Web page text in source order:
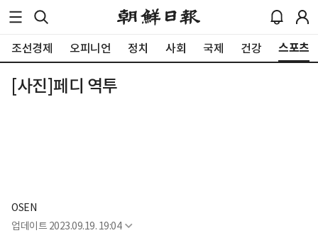
조선경제 오피니언 정치 사회 국제 건강 스포츠
[사진]페디 역투
OSEN
업데이트 2023.09.19. 19:04